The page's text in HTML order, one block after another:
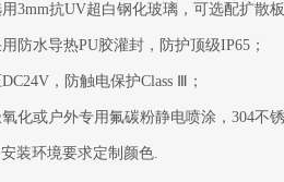
3mm抗UV超白钢化玻璃，可选配扩散
防水导热PU胶灌封，防护顶级IP65；
，防触电保护Class Ⅲ；
化或户外专用氟碳粉静电喷涂，304不
装环境要求定制颜色.